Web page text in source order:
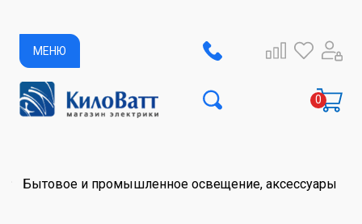
МЕНЮ
Бытовое и промышленное освещение, аксессуары